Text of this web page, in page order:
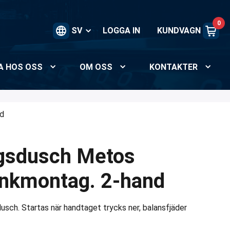
SV LOGGA IN KUNDVAGN
0
HOS OSS OM OSS KONTAKTER
Metos
2-hand
Startas när handtaget trycks ner, balansfjäder